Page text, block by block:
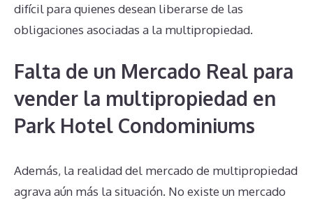
difícil para quienes desean liberarse de las
obligaciones asociadas a la multipropiedad.
Falta de un Mercado Real para
vender la multipropiedad en
Park Hotel Condominiums
Además, la realidad del mercado de multipropiedad
agrava aún más la situación. No existe un mercado